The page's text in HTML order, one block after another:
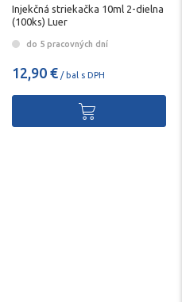
Injekčná striekačka 10ml 2-dielna
(100ks) Luer
do 5 pracovných dní
12,90 € / bal s DPH